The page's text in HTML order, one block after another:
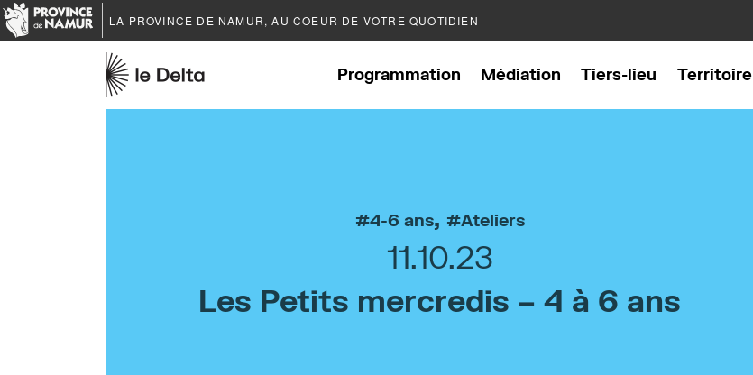
LA PROVINCE DE NAMUR, AU COEUR DE VOTRE QUOTIDIEN
Programmation Médiation Tiers-lieu Territoire
4-6 ans, Ateliers
11.10.23
Les Petits mercredis – 4 à 6 ans